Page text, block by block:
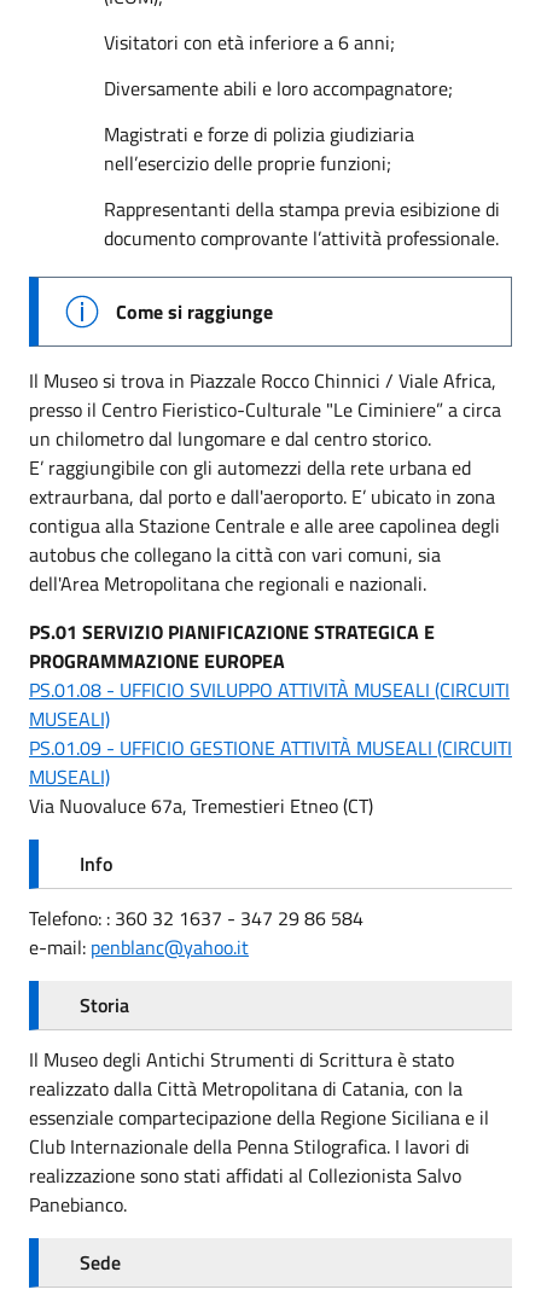
Visitatori con età inferiore a 6 anni;
Diversamente abili e loro accompagnatore;
Magistrati e forze di polizia giudiziaria
nell’esercizio delle proprie funzioni;
Rappresentanti della stampa previa esibizione di
documento comprovante l’attività professionale.
Come si raggiunge
Il Museo si trova in Piazzale Rocco Chinnici / Viale Africa,
presso il Centro Fieristico-Culturale "Le Ciminiere” a circa
un chilometro dal lungomare e dal centro storico.
E’ raggiungibile con gli automezzi della rete urbana ed
extraurbana, dal porto e dall'aeroporto. E’ ubicato in zona
contigua alla Stazione Centrale e alle aree capolinea degli
autobus che collegano la città con vari comuni, sia
dell'Area Metropolitana che regionali e nazionali.
PS.01 SERVIZIO PIANIFICAZIONE STRATEGICA E
PROGRAMMAZIONE EUROPEA
PS.01.08 - UFFICIO SVILUPPO ATTIVITÀ MUSEALI (CIRCUITI
MUSEALI)
PS.01.09 - UFFICIO GESTIONE ATTIVITÀ MUSEALI (CIRCUITI
MUSEALI)
Via Nuovaluce 67a, Tremestieri Etneo (CT)
Info
Telefono: : 360 32 1637 - 347 29 86 584
e-mail: penblanc@yahoo.it
Storia
Il Museo degli Antichi Strumenti di Scrittura è stato
realizzato dalla Città Metropolitana di Catania, con la
essenziale compartecipazione della Regione Siciliana e il
Club Internazionale della Penna Stilografica. I lavori di
realizzazione sono stati affidati al Collezionista Salvo
Panebianco.
Sede